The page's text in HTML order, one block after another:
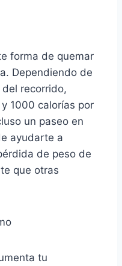
forma de quemar
Dependiendo de
recorrido,
1000 calorías por
un paseo en
ayudarte a
de peso de
que otras
tu